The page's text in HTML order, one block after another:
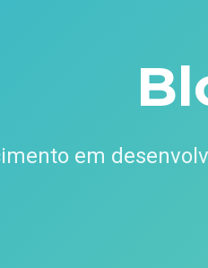
em